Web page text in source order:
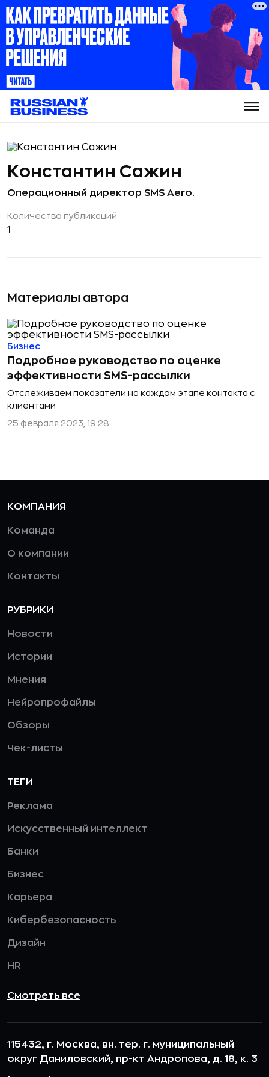
Материалы автора
Подробное руководство по оценке
эффективности SMS-рассылки
Отслеживаем показатели на каждом этапе контакта с
клиентами
Бизнес
25 февраля 2023, 19:28
Константин Сажин
Операционный директор SMS Aero.
Количество публикаций
1
КОМПАНИЯ
Команда
О компании
Контакты
РУБРИКИ
Новости
Истории
Мнения
Нейропрофайлы
Обзоры
Чек-листы
ТЕГИ
Реклама
Искусственный интеллект
Банки
Бизнес
Карьера
Кибербезопасность
Дизайн
HR
Смотреть все
115432, г. Москва, вн. тер. г. муниципальный
округ Даниловский, пр-кт Андропова, д. 18, к. 3